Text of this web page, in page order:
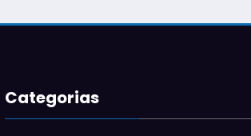
Categorias